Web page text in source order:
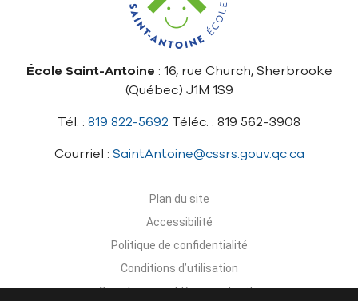
École Saint-Antoine : 16, rue Church, Sherbrooke
(Québec) J1M 1S9
Tél. : 819 822-5692 Téléc. : 819 562-3908
Courriel : SaintAntoine@cssrs.gouv.qc.ca
Plan du site
Accessibilité
Politique de confidentialité
Conditions d’utilisation
Signaler un problème sur le site